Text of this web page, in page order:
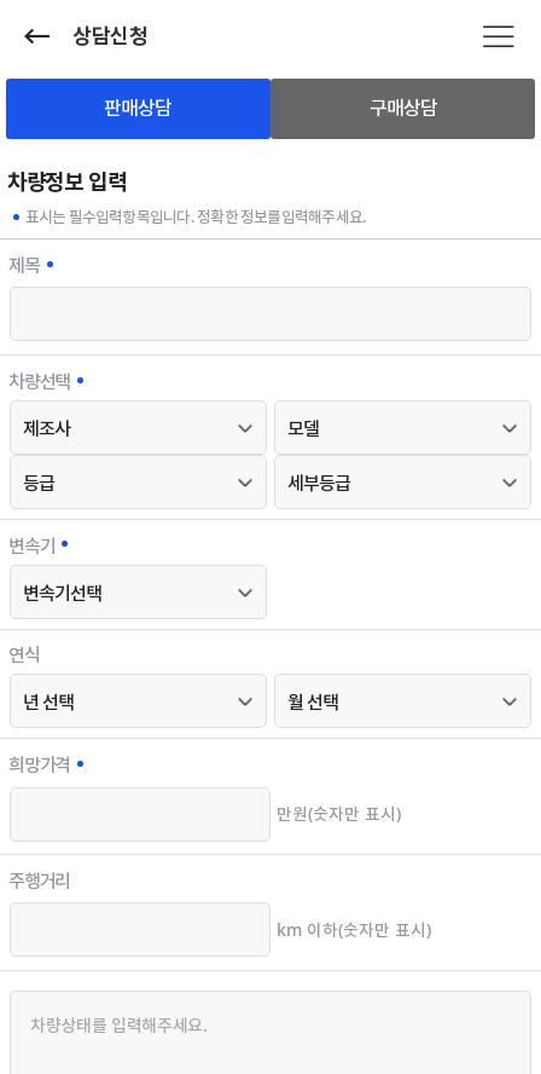
상담신청
판매상담 구매상담
차량정보 입력
표시는 필수입력항목입니다. 정확한 정보를입력해주세요.
제목
차량선택
변속기
연식
희망가격
만원(숫자만 표시)
주행거리
km 이하(숫자만 표시)